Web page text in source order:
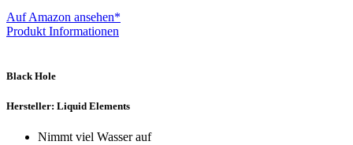
Auf Amazon ansehen*
Produkt Informationen
Black Hole
Hersteller: Liquid Elements
Nimmt viel Wasser auf